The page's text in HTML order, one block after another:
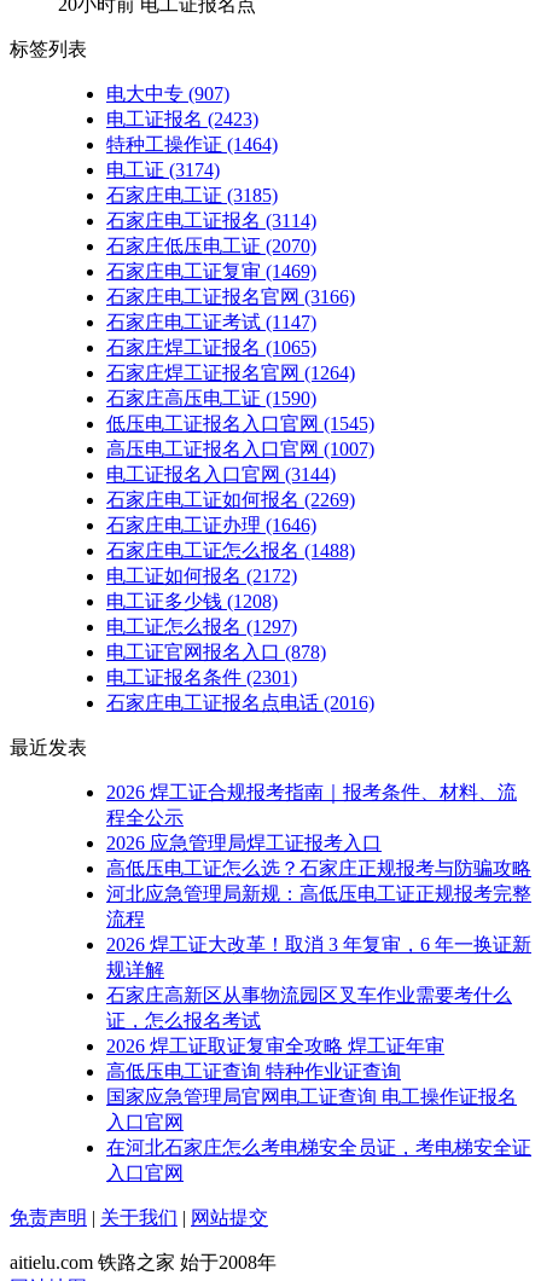
标签列表
电大中专 (907)
电工证报名 (2423)
特种工操作证 (1464)
电工证 (3174)
石家庄电工证 (3185)
石家庄电工证报名 (3114)
石家庄低压电工证 (2070)
石家庄电工证复审 (1469)
石家庄电工证报名官网 (3166)
石家庄电工证考试 (1147)
石家庄焊工证报名 (1065)
石家庄焊工证报名官网 (1264)
石家庄高压电工证 (1590)
低压电工证报名入口官网 (1545)
高压电工证报名入口官网 (1007)
电工证报名入口官网 (3144)
石家庄电工证如何报名 (2269)
石家庄电工证办理 (1646)
石家庄电工证怎么报名 (1488)
电工证如何报名 (2172)
电工证多少钱 (1208)
电工证怎么报名 (1297)
电工证官网报名入口 (878)
电工证报名条件 (2301)
石家庄电工证报名点电话 (2016)
最近发表
2026 焊工证合规报考指南｜报考条件、材料、流
程全公示
2026 应急管理局焊工证报考入口
高低压电工证怎么选？石家庄正规报考与防骗攻略
河北应急管理局新规：高低压电工证正规报考完整
流程
2026 焊工证大改革！取消 3 年复审，6 年一换证新
规详解
石家庄高新区从事物流园区叉车作业需要考什么
证，怎么报名考试
2026 焊工证取证复审全攻略 焊工证年审
高低压电工证查询 特种作业证查询
国家应急管理局官网电工证查询 电工操作证报名
入口官网
在河北石家庄怎么考电梯安全员证，考电梯安全证
入口官网
免责声明 | 关于我们 | 网站提交
aitielu.com 铁路之家 始于2008年